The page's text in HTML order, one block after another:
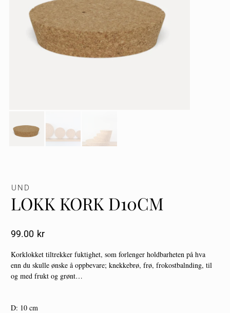
UND
LOKK KORK D10CM
99.00 Kr
Korklokket tiltrekker fuktighet, som forlenger holdbarheten på hva
enn du skulle ønske å oppbevare; knekkebrø, frø, frokostbalnding, til
og med frukt og grønt…
D: 10 cm